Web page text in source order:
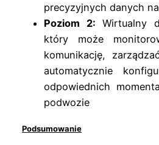
precyzyjnych danych
Poziom 2: Wirtualny
który może
komunikację,
automatycznie
odpowiednich
podwozie
Podsumowanie